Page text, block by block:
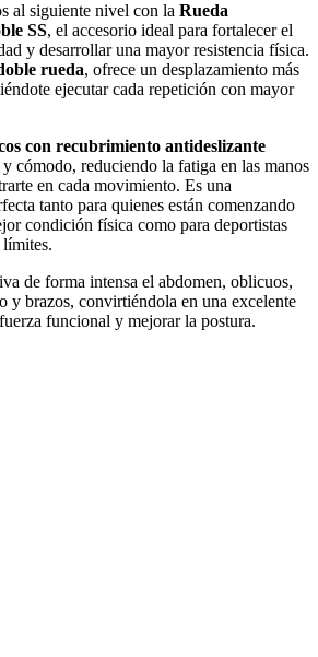
al siguiente nivel con la Rueda
SS, el accesorio ideal para fortalecer el
y desarrollar una mayor resistencia física.
rueda, ofrece un desplazamiento más
ejecutar cada repetición con mayor
con recubrimiento antideslizante
cómodo, reduciendo la fatiga en las manos
en cada movimiento. Es una
tanto para quienes están comenzando
condición física como para deportistas
límites.
de forma intensa el abdomen, oblicuos,
y brazos, convirtiéndola en una excelente
funcional y mejorar la postura.